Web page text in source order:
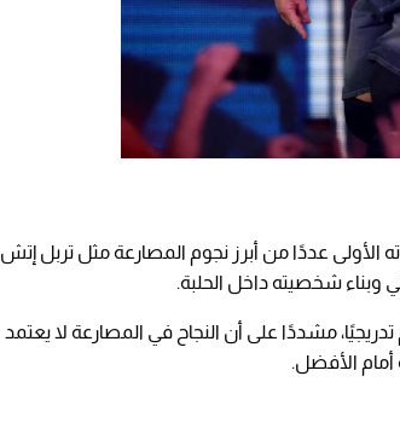
الأولى عددًا من أبرز نجوم المصارعة مثل تربل إتش
شخصيته داخل الحلبة.
مشددًا على أن النجاح في المصارعة لا يعتمد
أمام الأفضل.